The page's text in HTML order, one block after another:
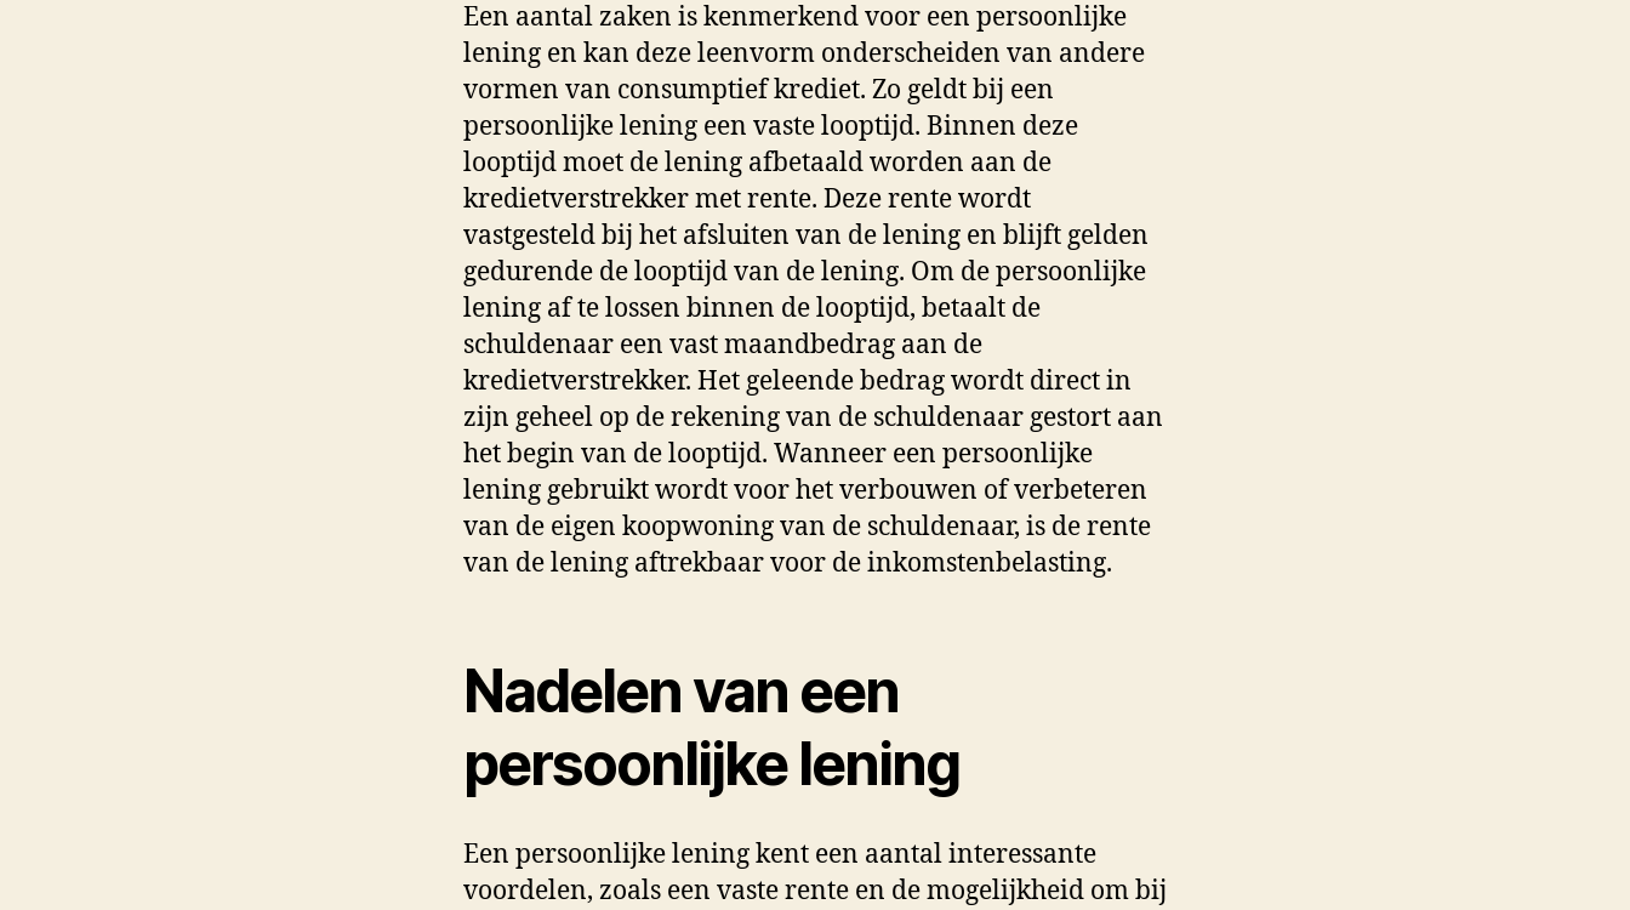
Een aantal zaken is kenmerkend voor een persoonlijke
lening en kan deze leenvorm onderscheiden van andere
vormen van consumptief krediet. Zo geldt bij een
persoonlijke lening een vaste looptijd. Binnen deze
looptijd moet de lening afbetaald worden aan de
kredietverstrekker met rente. Deze rente wordt
vastgesteld bij het afsluiten van de lening en blijft gelden
gedurende de looptijd van de lening. Om de persoonlijke
lening af te lossen binnen de looptijd, betaalt de
schuldenaar een vast maandbedrag aan de
kredietverstrekker. Het geleende bedrag wordt direct in
zijn geheel op de rekening van de schuldenaar gestort aan
het begin van de looptijd. Wanneer een persoonlijke
lening gebruikt wordt voor het verbouwen of verbeteren
van de eigen koopwoning van de schuldenaar, is de rente
van de lening aftrekbaar voor de inkomstenbelasting.
Nadelen van een
persoonlijke lening
Een persoonlijke lening kent een aantal interessante
voordelen, zoals een vaste rente en de mogelijkheid om bij